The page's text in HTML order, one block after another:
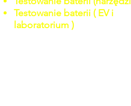
Testowanie baterii ( EV i
laboratorium )